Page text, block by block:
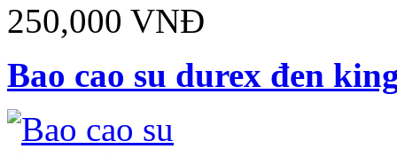
250,000 VNĐ
Bao cao su durex đen